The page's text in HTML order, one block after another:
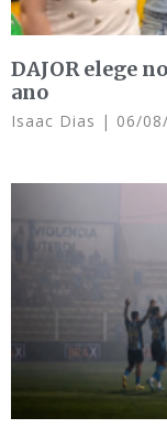
DAJOR elege
ano
Isaac Dias 06/